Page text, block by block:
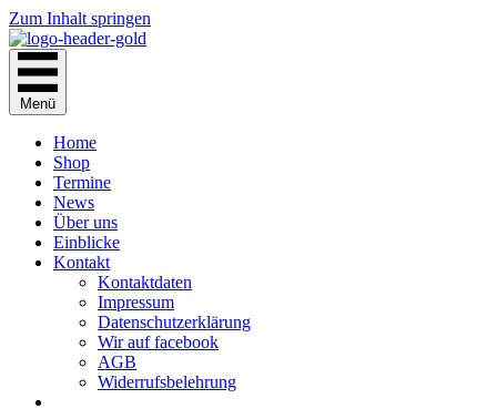
Zum Inhalt springen
Menü
Home
Shop
Termine
News
Über uns
Einblicke
Kontakt
Kontaktdaten
Impressum
Datenschutzerklärung
Wir auf facebook
AGB
Widerrufsbelehrung